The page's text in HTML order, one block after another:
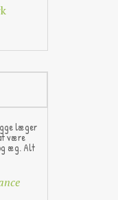
læger
være
æg. Alt